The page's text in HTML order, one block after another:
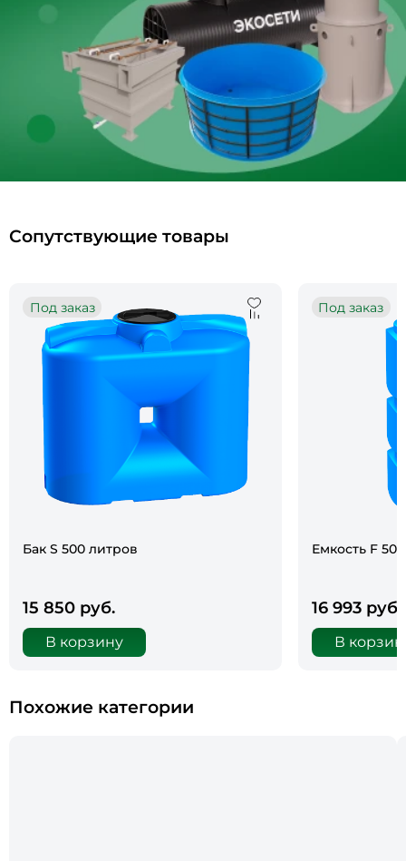
Сопутствующие товары
Под заказ
Бак S 500 литров
15 850 руб.
В корзину
Под заказ
Емкость F
16 993 руб.
В
Похожие категории